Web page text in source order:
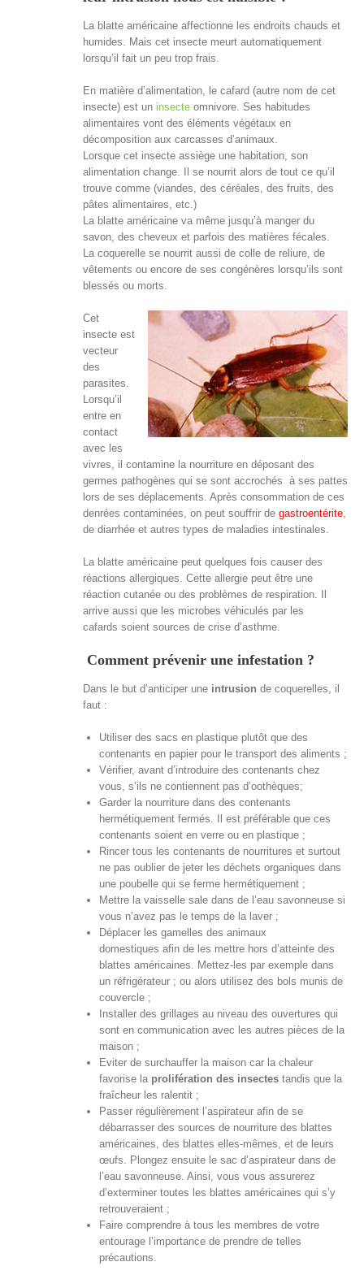
La blatte américaine affectionne les endroits chauds et
humides. Mais cet insecte meurt automatiquement
lorsqu’il fait un peu trop frais.
En matière d’alimentation, le cafard (autre nom de cet
insecte) est un insecteomnivore. Ses habitudes
alimentaires vont des éléments végétaux en
décomposition aux carcasses d’animaux.
Lorsque cet insecte assiège une habitation, son
alimentation change. Il se nourrit alors de tout ce qu’il
trouve comme (viandes, des céréales, des fruits, des
pâtes alimentaires, etc.)
La blatte américaine va même jusqu’à manger du
savon, des cheveux et parfois des matières fécales.
La coquerelle se nourrit aussi de colle de reliure, de
vêtements ou encore de ses congénères lorsqu’ils sont
blessés ou morts.
Cet
insecte est
vecteur
des
parasites.
Lorsqu’il
entre en
contact
avec les
vivres, il contamine la nourriture en déposant des
germes pathogènes qui se sont accrochés à ses pattes
lors de ses déplacements. Après consommation de ces
denrées contaminées, on peut souffrir de gastroentérite,
de diarrhée et autres types de maladies intestinales.
La blatte américaine peut quelques fois causer des
réactions allergiques. Cette allergie peut être une
réaction cutanée ou des problèmes de respiration. Il
arrive aussi que les microbes véhiculés par les
cafards soient sources de crise d’asthme.
Comment prévenir une infestation ?
Dans le but d’anticiper une intrusion de coquerelles, il
faut :
Utiliser des sacs en plastique plutôt que des
contenants en papier pour le transport des aliments ;
Vérifier, avant d’introduire des contenants chez
vous, s’ils ne contiennent pas d’oothèques;
Garder la nourriture dans des contenants
hermétiquement fermés. Il est préférable que ces
contenants soient en verre ou en plastique ;
Rincer tous les contenants de nourritures et surtout
ne pas oublier de jeter les déchets organiques dans
une poubelle qui se ferme hermétiquement ;
Mettre la vaisselle sale dans de l’eau savonneuse si
vous n’avez pas le temps de la laver ;
Déplacer les gamelles des animaux
domestiques afin de les mettre hors d’atteinte des
blattes américaines. Mettez-les par exemple dans
un réfrigérateur ; ou alors utilisez des bols munis de
couvercle ;
Installer des grillages au niveau des ouvertures qui
sont en communication avec les autres pièces de la
maison ;
Eviter de surchauffer la maison car la chaleur
favorise la prolifération des insectestandis que la
fraîcheur les ralentit ;
Passer régulièrement l’aspirateur afin de se
débarrasser des sources de nourriture des blattes
américaines, des blattes elles-mêmes, et de leurs
œufs. Plongez ensuite le sac d’aspirateur dans de
l’eau savonneuse. Ainsi, vous vous assurerez
d’exterminer toutes les blattes américaines qui s’y
retrouveraient ;
Faire comprendre à tous les membres de votre
entourage l’importance de prendre de telles
précautions.